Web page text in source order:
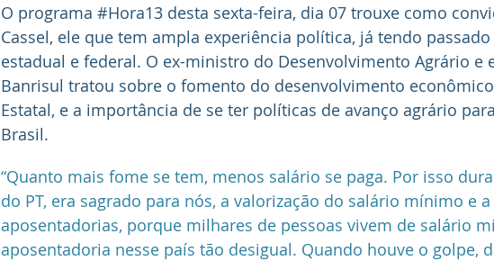
O programa #Hora13 desta sexta-feira, dia 07 trouxe como
Cassel, ele que tem ampla experiência política, já tendo
estadual e federal. O ex-ministro do Desenvolvimento Agrário e
Banrisul tratou sobre o fomento do desenvolvimento
Estatal, e a importância de se ter políticas de avanço agrário
Brasil.
“Quanto mais fome se tem, menos salário se paga. Por isso
do PT, era sagrado para nós, a valorização do salário mínimo e
aposentadorias, porque milhares de pessoas vivem de salário
aposentadoria nesse país tão desigual. Quando houve o golpe,